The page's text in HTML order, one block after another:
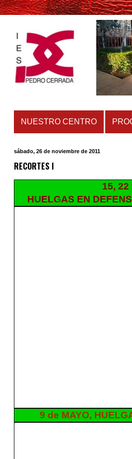
NUESTRO CENTRO
sábado, 26 de noviembre de 2011
RECORTES I
15,
HUELGAS EN
9 de MAYO,